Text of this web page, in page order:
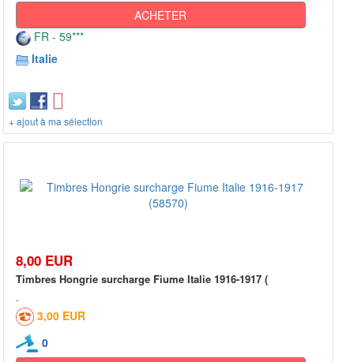
ACHETER
FR - 59***
Italie
+ ajout à ma sélection
8,00 EUR
Timbres Hongrie surcharge Fiume Italie 1916-1917 (
3,00 EUR
0